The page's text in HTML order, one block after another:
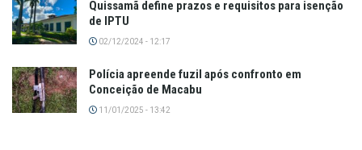
Quissamã define prazos e requisitos para isenção
de IPTU
02/12/2024 - 12:17
Polícia apreende fuzil após confronto em
Conceição de Macabu
11/01/2025 - 13:42